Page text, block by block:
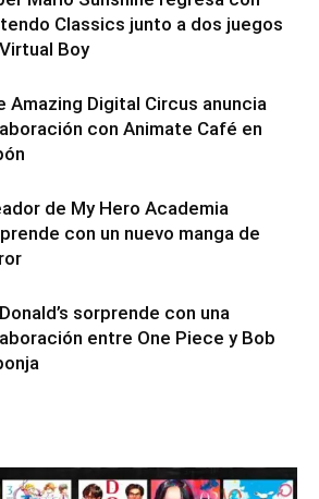
Classics junto a dos juegos
Boy
Amazing Digital Circus anuncia
con Animate Café en
de My Hero Academia
con un nuevo manga de
sorprende con una
entre One Piece y Bob